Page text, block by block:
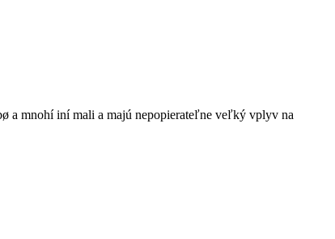
a mnohí iní mali a majú nepopierateľne veľký vplyv na